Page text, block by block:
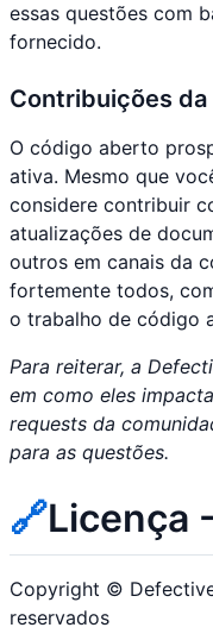
essas questões com
fornecido.
Contribuições da
O código aberto
ativa. Mesmo que
considere contribuir
atualizações de
outros em canais da
fortemente todos,
o trabalho de código
Para reiterar, a
em como eles
requests da
para as questões.
🔗Licença
Copyright ©
reservados